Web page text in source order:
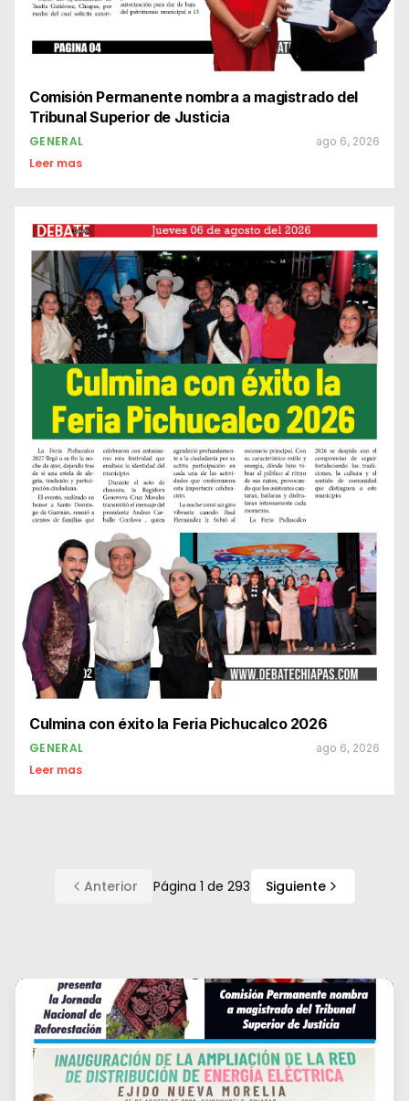
Comisión Permanente nombra a magistrado del
Tribunal Superior de Justicia
GENERAL ago 6, 2026
Leer mas
Culmina con éxito la Feria Pichucalco 2026
GENERAL ago 6, 2026
Leer mas
Anterior Página 1 de 293 Siguiente